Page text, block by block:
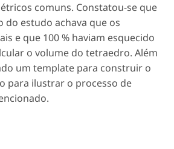
comuns. Constatou-se que
do estudo achava que os
e que 100 % haviam esquecido
o volume do tetraedro. Além
um template para construir o
para ilustrar o processo de